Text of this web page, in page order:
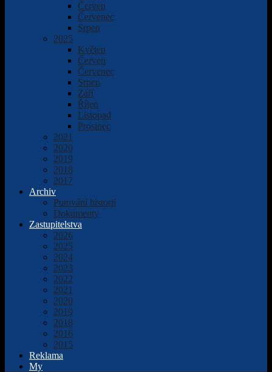
Červen
Červenec
Srpen
2025
Květen
Červen
Červenec
Srpen
Září
Říjen
Listopad
Prosinec
2021
2020
2019
2018
2017
Archiv
Putování historií
Dokumenty
Zastupitelstva
2026
2025
2024
2023
2022
2021
2020
2019
2018
2016
2015
Reklama
My